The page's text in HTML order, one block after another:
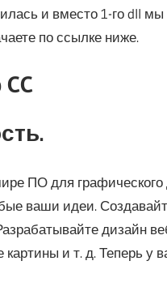
и вместо 1-го dll
по ссылке ниже.
ПО для
ваши идеи.
дизайн
и т. д. Теперь